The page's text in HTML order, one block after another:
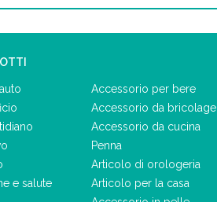
e salute
Accessorio per bere
Accessorio da bricolage
Accessorio da cucina
Penna
Articolo di orologeria
Articolo per la casa